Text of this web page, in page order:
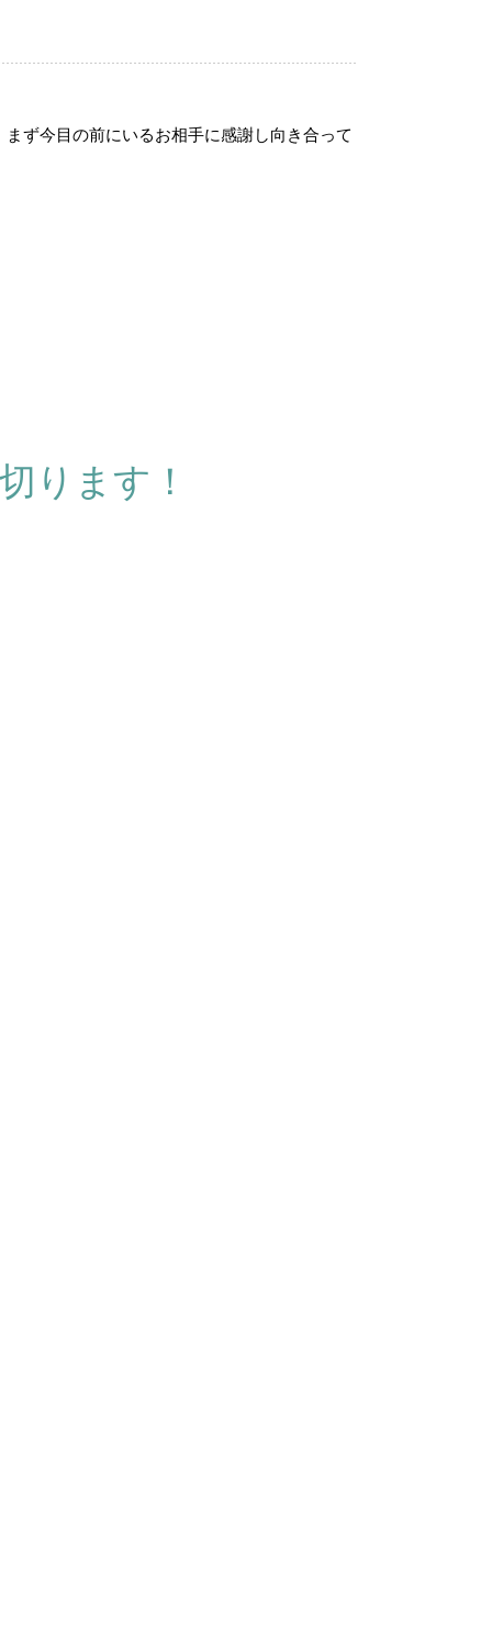
ず今目の前にいるお相手に感謝し向き合って
ります！